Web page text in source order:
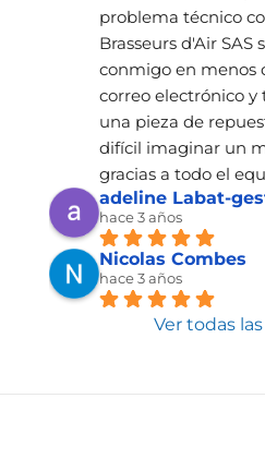
problema técnico
Brasseurs d'Air SAS
conmigo en menos
correo electrónico y
una pieza de
difícil imaginar un
gracias a todo el
adeline Labat-
hace 3 años
Nicolas Combes
hace 3 años
Ver todas